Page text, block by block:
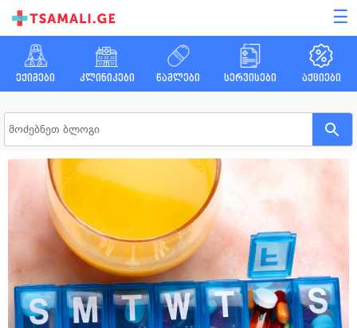
☰
ექიმები კლინიკები წამლები სერვისები აქციები